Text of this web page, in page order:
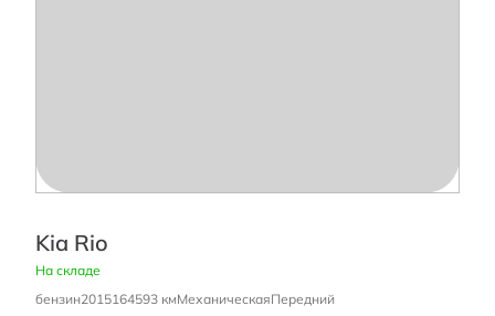
Kia Rio
На складе
бензин2015164593 кмМеханическаяПередний